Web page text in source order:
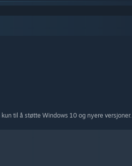
til å støtte Windows 10 og nyere versjoner.